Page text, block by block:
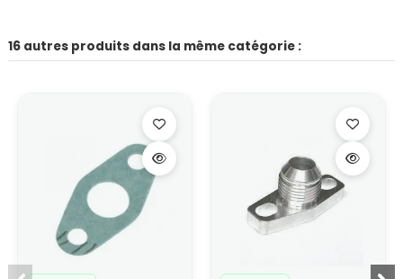
16 autres produits dans la même catégorie :